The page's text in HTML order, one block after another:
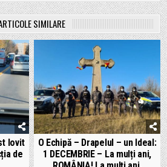
SIMILARE
lovit
de
O Echipă – Drapelul – un Ideal:
1 DECEMBRIE – La mulți ani,